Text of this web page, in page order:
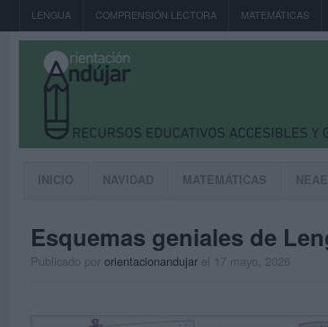
LENGUA COMPRENSIÓN LECTORA MATEMÁTICAS
INICIO NAVIDAD MATEMÁTICAS NEAE
Esquemas geniales de
Publicado por orientacionandujar el 17 mayo, 2026